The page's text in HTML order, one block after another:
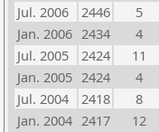
Jul. 2006
2446 5
Jan. 2006 2434 4
Jul. 2005
2424 11
Jan. 2005 2424 4
Jul. 2004
2418 8
Jan. 2004 2417 12